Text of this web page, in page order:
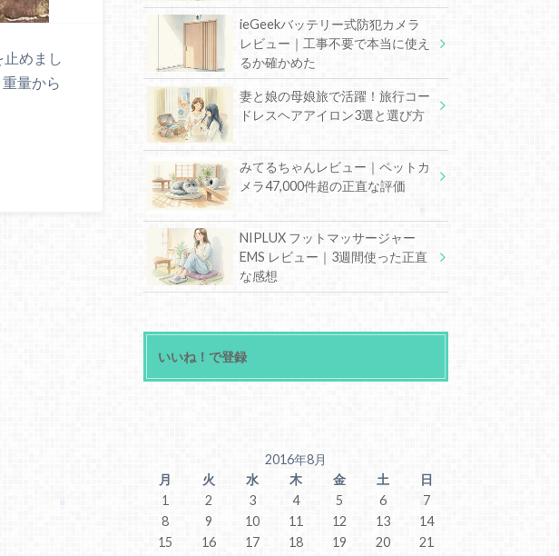
めまし
量から
ieGeekバッテリー式防犯カメラ
レビュー｜工事不要で本当に使え
るか確かめた
妻と娘の母娘旅で活躍！旅行コー
ドレスヘアアイロン3選と選び方
みてるちゃんレビュー｜ペットカ
メラ47,000件超の正直な評価
NIPLUX フットマッサージャー
EMS レビュー｜3週間使った正直
な感想
いいね！で登録
2016年8月
月
火 水 木 金 土
日
1
2 3 4 5 6
7
8
9 10 11 12 13
14
15
16 17 18 19 20
21